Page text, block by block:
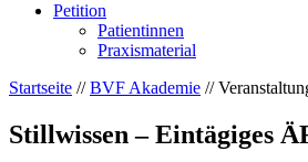
Petition
Patientinnen
Praxismaterial
Startseite //BVF Akademie //
Stillwissen – Eintägiges